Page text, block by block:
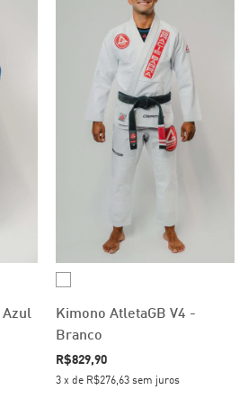
Azul
Kimono AtletaGB V4 -
Branco
R$829,90
3 x de R$276,63 sem juros